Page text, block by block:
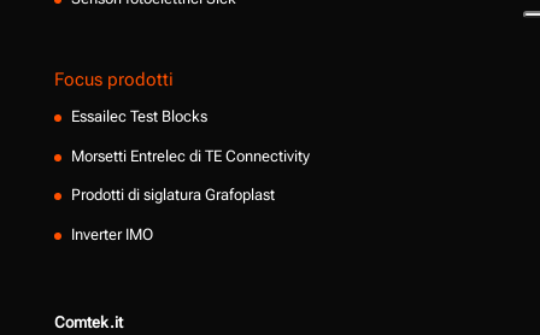
Focus prodotti
Essailec Test Blocks
Morsetti Entrelec di TE Connectivity
Prodotti di siglatura Grafoplast
Inverter IMO
Comtek.it